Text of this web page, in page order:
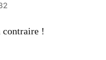
contraire !